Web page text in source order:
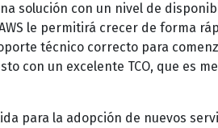
solución con un nivel de
le permitirá crecer de forma
técnico correcto para
con un excelente TCO, que es
para la adopción de nuevos